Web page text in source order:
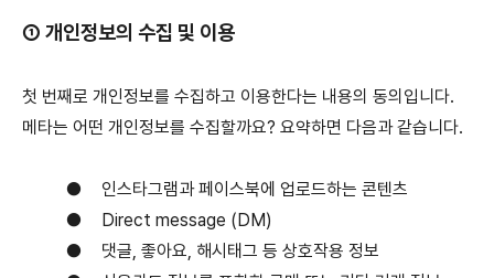
① 개인정보의 수집 및 이용
첫 번째로 개인정보를 수집하고 이용한다는 내용의 동의입니다.
메타는 어떤 개인정보를 수집할까요? 요약하면 다음과 같습니다.
●
인스타그램과 페이스북에 업로드하는 콘텐츠
●
Direct message (DM)
●
댓글, 좋아요, 해시태그 등 상호작용 정보